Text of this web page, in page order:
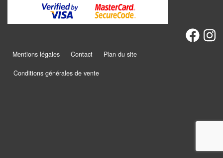
Accessoires
Backgammon
Jeux
Mentions légales Contact Plan du site
Conditions générales de vente